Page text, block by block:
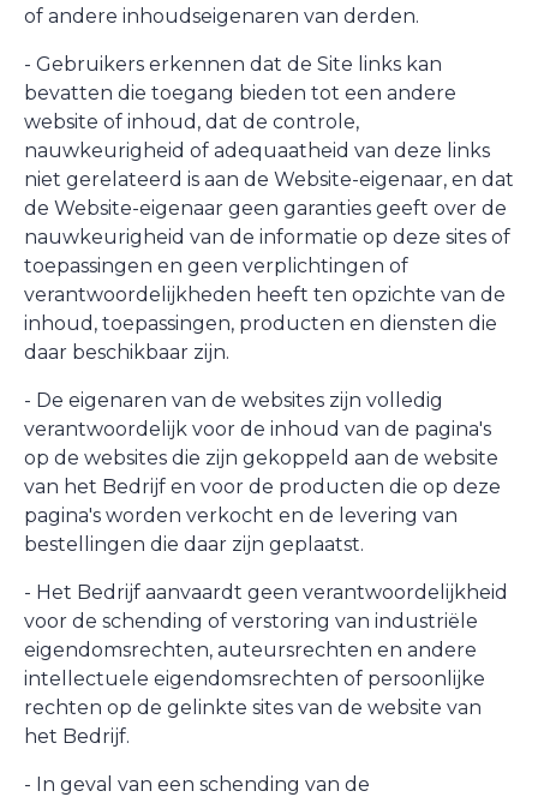
of andere inhoudseigenaren van derden.
- Gebruikers erkennen dat de Site links kan
bevatten die toegang bieden tot een andere
website of inhoud, dat de controle,
nauwkeurigheid of adequaatheid van deze links
niet gerelateerd is aan de Website-eigenaar, en dat
de Website-eigenaar geen garanties geeft over de
nauwkeurigheid van de informatie op deze sites of
toepassingen en geen verplichtingen of
verantwoordelijkheden heeft ten opzichte van de
inhoud, toepassingen, producten en diensten die
daar beschikbaar zijn.
- De eigenaren van de websites zijn volledig
verantwoordelijk voor de inhoud van de pagina's
op de websites die zijn gekoppeld aan de website
van het Bedrijf en voor de producten die op deze
pagina's worden verkocht en de levering van
bestellingen die daar zijn geplaatst.
- Het Bedrijf aanvaardt geen verantwoordelijkheid
voor de schending of verstoring van industriële
eigendomsrechten, auteursrechten en andere
intellectuele eigendomsrechten of persoonlijke
rechten op de gelinkte sites van de website van
het Bedrijf.
- In geval van een schending van de